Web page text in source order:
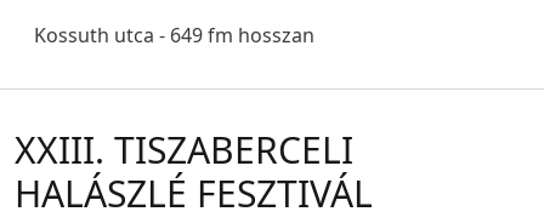
Kossuth utca - 649 fm hosszan
XXIII. TISZABERCELI
HALÁSZLÉ FESZTIVÁL